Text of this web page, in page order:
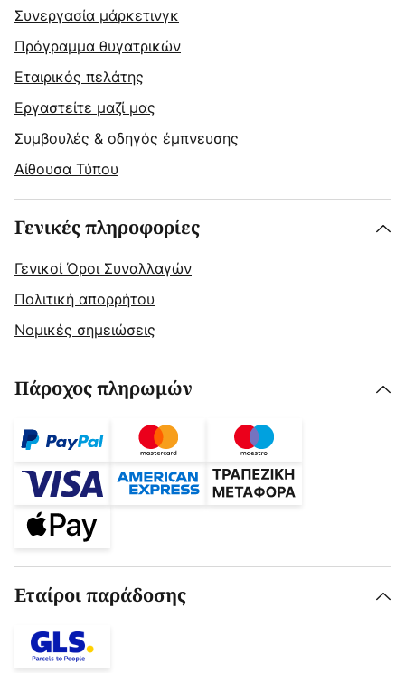
Συνεργασία μάρκετινγκ
Πρόγραμμα θυγατρικών
Εταιρικός πελάτης
Εργαστείτε μαζί μας
Συμβουλές & οδηγός έμπνευσης
Αίθουσα Τύπου
Γενικές πληροφορίες
Γενικοί Όροι Συναλλαγών
Πολιτική απορρήτου
Νομικές σημειώσεις
Πάροχος πληρωμών
Εταίροι παράδοσης